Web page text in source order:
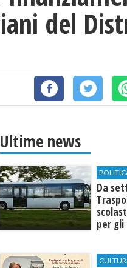
del
Ultime news
Da
per